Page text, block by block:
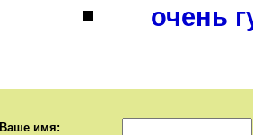
очень
Ваше имя: